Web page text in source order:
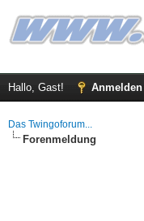
Hallo, Gast! Anmelden
Das Twingoforum...
Forenmeldung